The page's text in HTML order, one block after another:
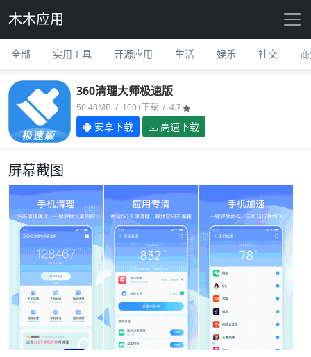
木木应用
全部 实用工具 开源应用 生活 娱乐 社交
360清理大师极速版
50.48MB / 100+下载 / 4.7
安卓下载 高速下载
屏幕截图